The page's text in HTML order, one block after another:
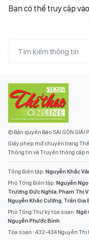
Bạn có thể truy cập vào
© Bản quyền Báo SÀI GÒN GIẢI
Giấy phép mở chuyên trang
Thông tin và Truyền thông cấp
Tổng Biên tập: Nguyễn Khắc
Phó Tổng Biên tập: Nguyễn
Trương Đức Nghĩa,Phạm Thị
Nguyễn Khắc Cường, Trần Gia
Phó Tổng Thư ký tòa soạn: Ngô
Nguyễn Phước Bình
Tòa soạn : 432-434 Nguyễn Thị